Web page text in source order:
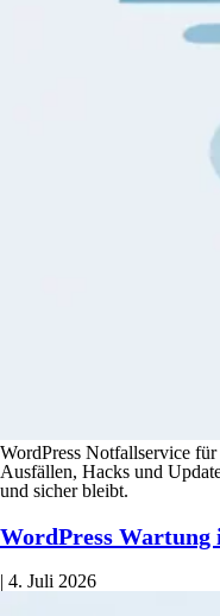
WordPress Notfallservice
Ausfällen, Hacks und
und sicher bleibt.
WordPress Wartung
| 4. Juli 2026